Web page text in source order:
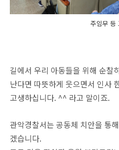
주임무 등
길에서 우리 아동들을 위해 순찰
난다면 따뜻하게 웃으면서 인사
고생하십니다. ^^ 라고 말이죠.
관악경찰서는 공동체 치안을 통
겠습니다.